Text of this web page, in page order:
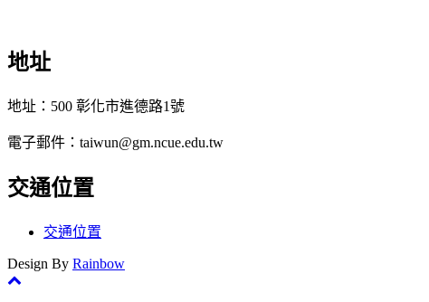
地址
地址：500 彰化市進德路1號
電子郵件：taiwun@gm.ncue.edu.tw
交通位置
交通位置
Design By Rainbow